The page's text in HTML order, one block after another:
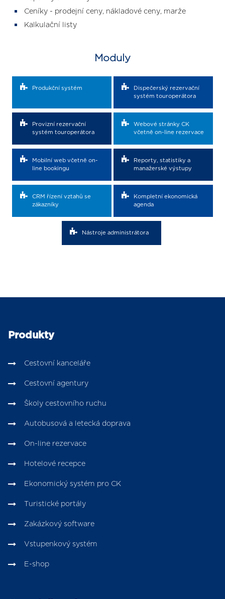
Ceníky - prodejní ceny, nákladové ceny, marže
Kalkulační listy
Moduly
Produkční systém
Dispečerský rezervační
systém touroperátora
Provizní rezervační
systém touroperátora
Webové stránky CK
včetně on-line rezervace
Mobilní web včetně on-
line bookingu
Reporty, statistiky a
manažerské výstupy
CRM řízení vztahů se
zákazníky
Kompletní ekonomická
agenda
Nástroje administrátora
Produkty
Cestovní kanceláře
Cestovní agentury
Školy cestovního ruchu
Autobusová a letecká doprava
On-line rezervace
Hotelové recepce
Ekonomický systém pro CK
Turistické portály
Zakázkový software
Vstupenkový systém
E-shop